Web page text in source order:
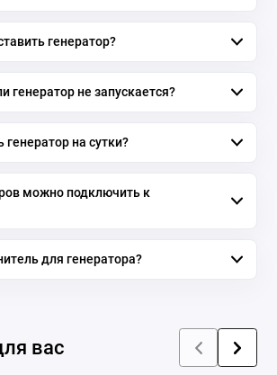
генератор?
генератор не запускается?
на сутки?
можно подключить к
для генератора?
вас